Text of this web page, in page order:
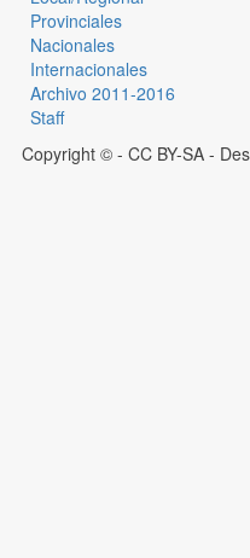
Provinciales
Nacionales
Internacionales
Archivo 2011-2016
Staff
Copyright © - CC BY-SA -